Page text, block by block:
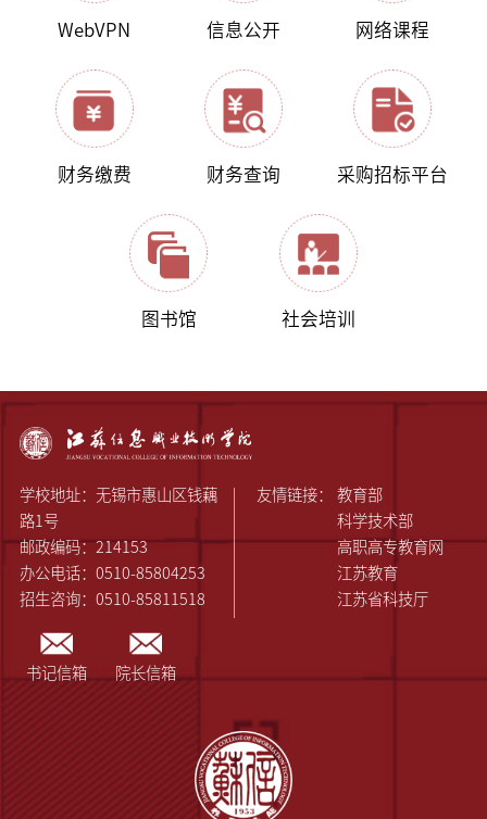
WebVPN 信息公开 网络课程
财务缴费 财务查询 采购招标平台
图书馆 社会培训
学校地址：无锡市惠山区钱藕
路1号
邮政编码：214153
办公电话：0510-85804253
招生咨询：0510-85811518
友情链接：
教育部
科学技术部
高职高专教育网
江苏教育
江苏省科技厅
书记信箱 院长信箱